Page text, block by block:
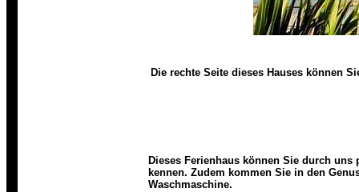
Die rechte Seite dieses Hauses können
Dieses Ferienhaus können Sie durch
kennen. Zudem kommen Sie in den
Waschmaschine.